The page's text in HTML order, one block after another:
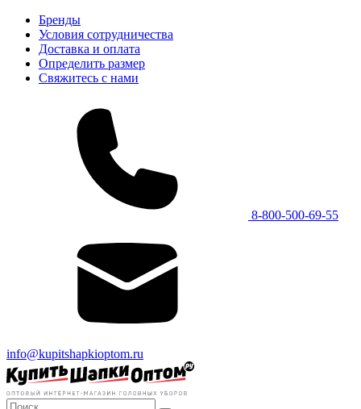
Бренды
Условия сотрудничества
Доставка и оплата
Определить размер
Свяжитесь с нами
8-800-500-69-55
info@kupitshapkioptom.ru